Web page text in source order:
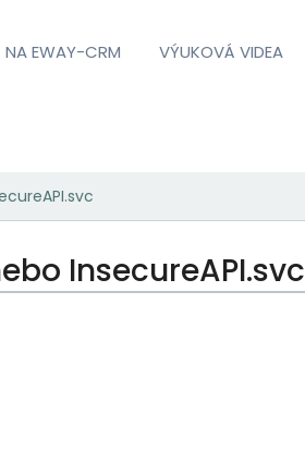
NA EWAY-CRM VÝUKOVÁ VIDEA
InsecureAPI.svc